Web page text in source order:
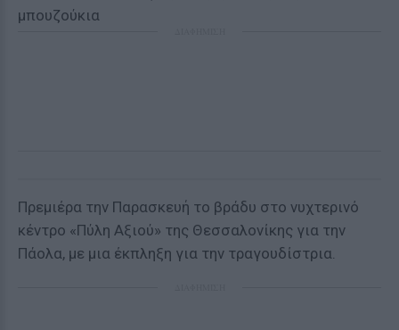
Πρεμιέρα την Παρασκευή το βράδυ στο νυχτερινό
κέντρο «Πύλη Αξιού» της Θεσσαλονίκης για την
Πάολα, με μια έκπληξη για την τραγουδίστρια.